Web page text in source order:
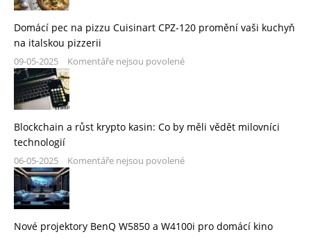
Domácí pec na pizzu Cuisinart CPZ-120 promění vaši kuchyň
na italskou pizzerii
09-05-2025 Komentáře nejsou povolené
Blockchain a růst krypto kasin: Co by měli vědět milovníci
technologií
06-05-2025 Komentáře nejsou povolené
Nové projektory BenQ W5850 a W4100i pro domácí kino